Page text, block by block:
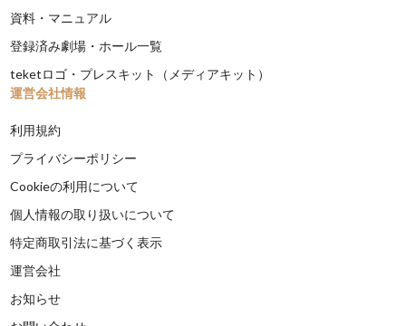
資料・マニュアル
登録済み劇場・ホール一覧
teketロゴ・プレスキット（メディアキット）
運営会社情報
利用規約
プライバシーポリシー
Cookieの利用について
個人情報の取り扱いについて
特定商取引法に基づく表示
運営会社
お知らせ